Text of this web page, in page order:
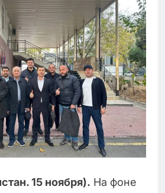
15 ноября). На фоне